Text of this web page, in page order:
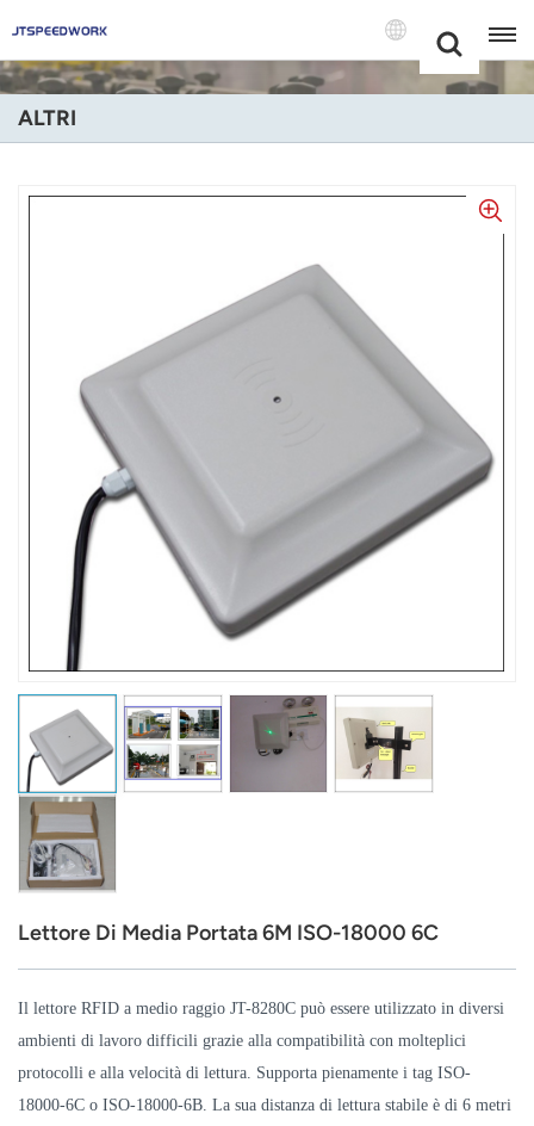
+86 -18681515767
English
Français
Русский
Nederland
عربي
Türk
Ελληνικά
Tiếng Việt
norsk
ALTRI
Lettore Di Media Portata 6M ISO-18000 6C
Il lettore RFID a medio raggio JT-8280C può essere utilizzato in diversi
ambienti di lavoro difficili grazie alla compatibilità con molteplici
protocolli e alla velocità di lettura. Supporta pienamente i tag ISO-
18000-6C o ISO-18000-6B. La sua distanza di lettura stabile è di 6 metri